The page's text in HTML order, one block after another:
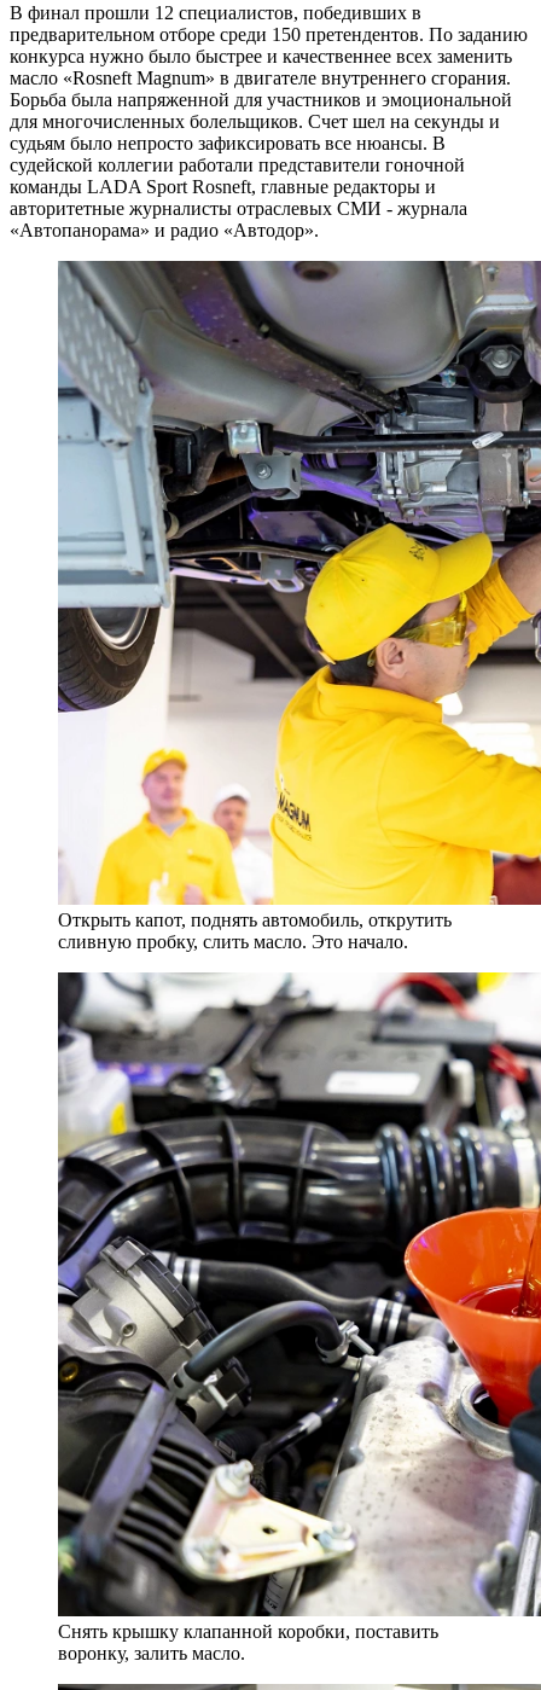
В финал прошли 12 специалистов, победивших в
предварительном отборе среди 150 претендентов. По заданию
конкурса нужно было быстрее и качественнее всех заменить
масло «Rosneft Magnum» в двигателе внутреннего сгорания.
Борьба была напряженной для участников и эмоциональной
для многочисленных болельщиков. Счет шел на секунды и
судьям было непросто зафиксировать все нюансы. В
судейской коллегии работали представители гоночной
команды LADA Sport Rosneft, главные редакторы и
авторитетные журналисты отраслевых СМИ - журнала
«Автопанорама» и радио «Автодор».
Открыть капот, поднять автомобиль, открутить
сливную пробку, слить масло. Это начало.
Снять крышку клапанной коробки, поставить
воронку, залить масло.